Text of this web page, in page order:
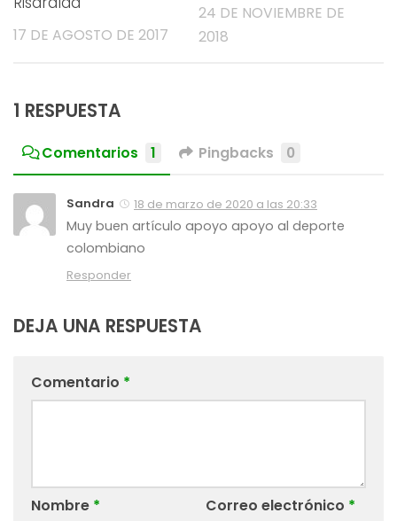
17 DE AGOSTO DE 2017
24 DE NOVIEMBRE DE
2018
1 RESPUESTA
Comentarios 1 Pingbacks 0
Sandra 18 de marzo de 2020 a las 20:33
Muy buen artículo apoyo apoyo al deporte
colombiano
Responder
DEJA UNA RESPUESTA
Comentario *
Nombre * Correo electrónico *